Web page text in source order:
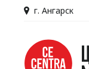
г. Ангарск